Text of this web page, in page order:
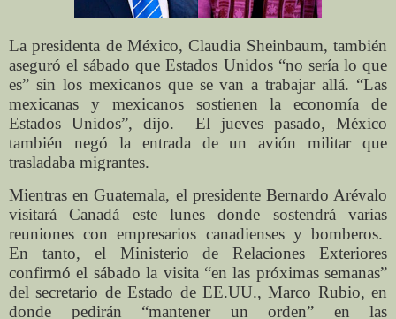
La presidenta de México, Claudia Sheinbaum, también
aseguró el sábado que Estados Unidos “no sería lo que
es” sin los mexicanos que se van a trabajar allá. “Las
mexicanas y mexicanos sostienen la economía de
Estados Unidos”, dijo. El jueves pasado, México
también negó la entrada de un avión militar que
trasladaba migrantes.
Mientras en Guatemala, el presidente Bernardo Arévalo
visitará Canadá este lunes donde sostendrá varias
reuniones con empresarios canadienses y bomberos.
En tanto, el Ministerio de Relaciones Exteriores
confirmó el sábado la visita “en las próximas semanas”
del secretario de Estado de EE.UU., Marco Rubio, en
donde pedirán “mantener un orden” en las